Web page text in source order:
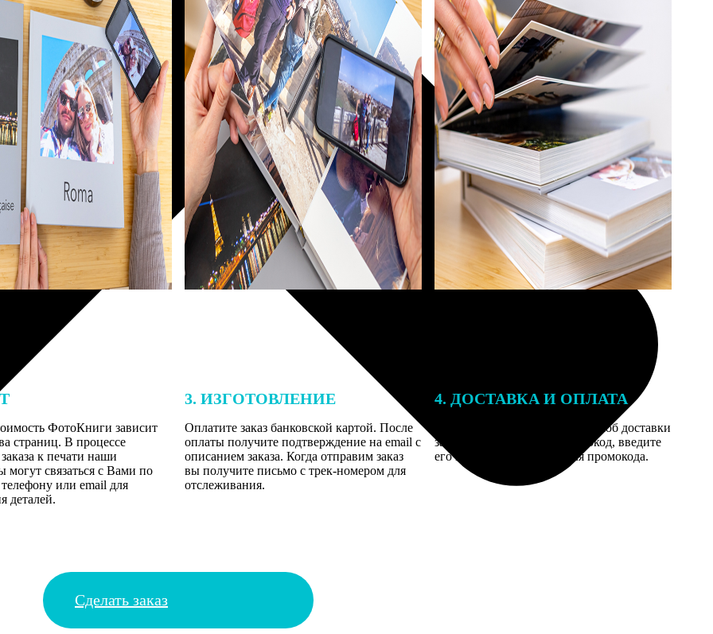
ФотоКниги зависит
страниц. В процессе
к печати наши
могут связаться с Вами по
или email для
деталей.
3. ИЗГОТОВЛЕНИЕ
Оплатите заказ банковской картой. После
оплаты получите подтверждение на email с
описанием заказа. Когда отправим заказ
вы получите письмо с трек-номером для
отслеживания.
4. ДОСТАВКА И ОПЛАТА
Введите адрес и выберите способ доставки
заказа. Если у вас есть промокод, введите
его в специальное поле для промокода.
Сделать заказ